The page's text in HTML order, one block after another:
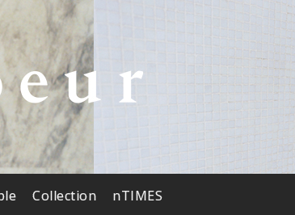
Collection nTIMES